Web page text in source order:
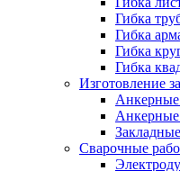
Гибка
Гибка
Гибка
Гибка
Изготовление
Сварочные